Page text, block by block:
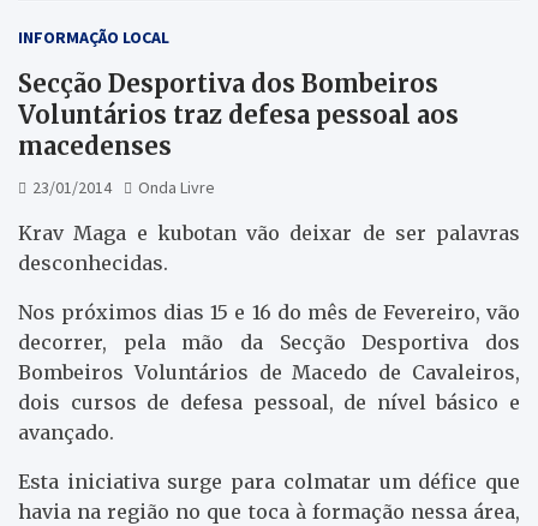
INFORMAÇÃO LOCAL
Secção Desportiva dos Bombeiros
Voluntários traz defesa pessoal aos
macedenses
23/01/2014 Onda Livre
Krav Maga e kubotan vão deixar de ser palavras
desconhecidas.
Nos próximos dias 15 e 16 do mês de Fevereiro, vão
decorrer, pela mão da Secção Desportiva dos
Bombeiros Voluntários de Macedo de Cavaleiros,
dois cursos de defesa pessoal, de nível básico e
avançado.
Esta iniciativa surge para colmatar um défice que
havia na região no que toca à formação nessa área,